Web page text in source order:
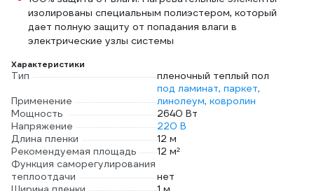
изолированы специальным полиэстером, который
дает полную защиту от попадания влаги в
электрические узлы системы
Характеристики
Тип
пленочный теплый пол
Применение
под ламинат, паркет,
линолеум, ковролин
Мощность
2640 Вт
Напряжение
220 В
Длина пленки
12 м
Рекомендуемая площадь
12 м²
Функция саморегулирования
теплоотдачи
нет